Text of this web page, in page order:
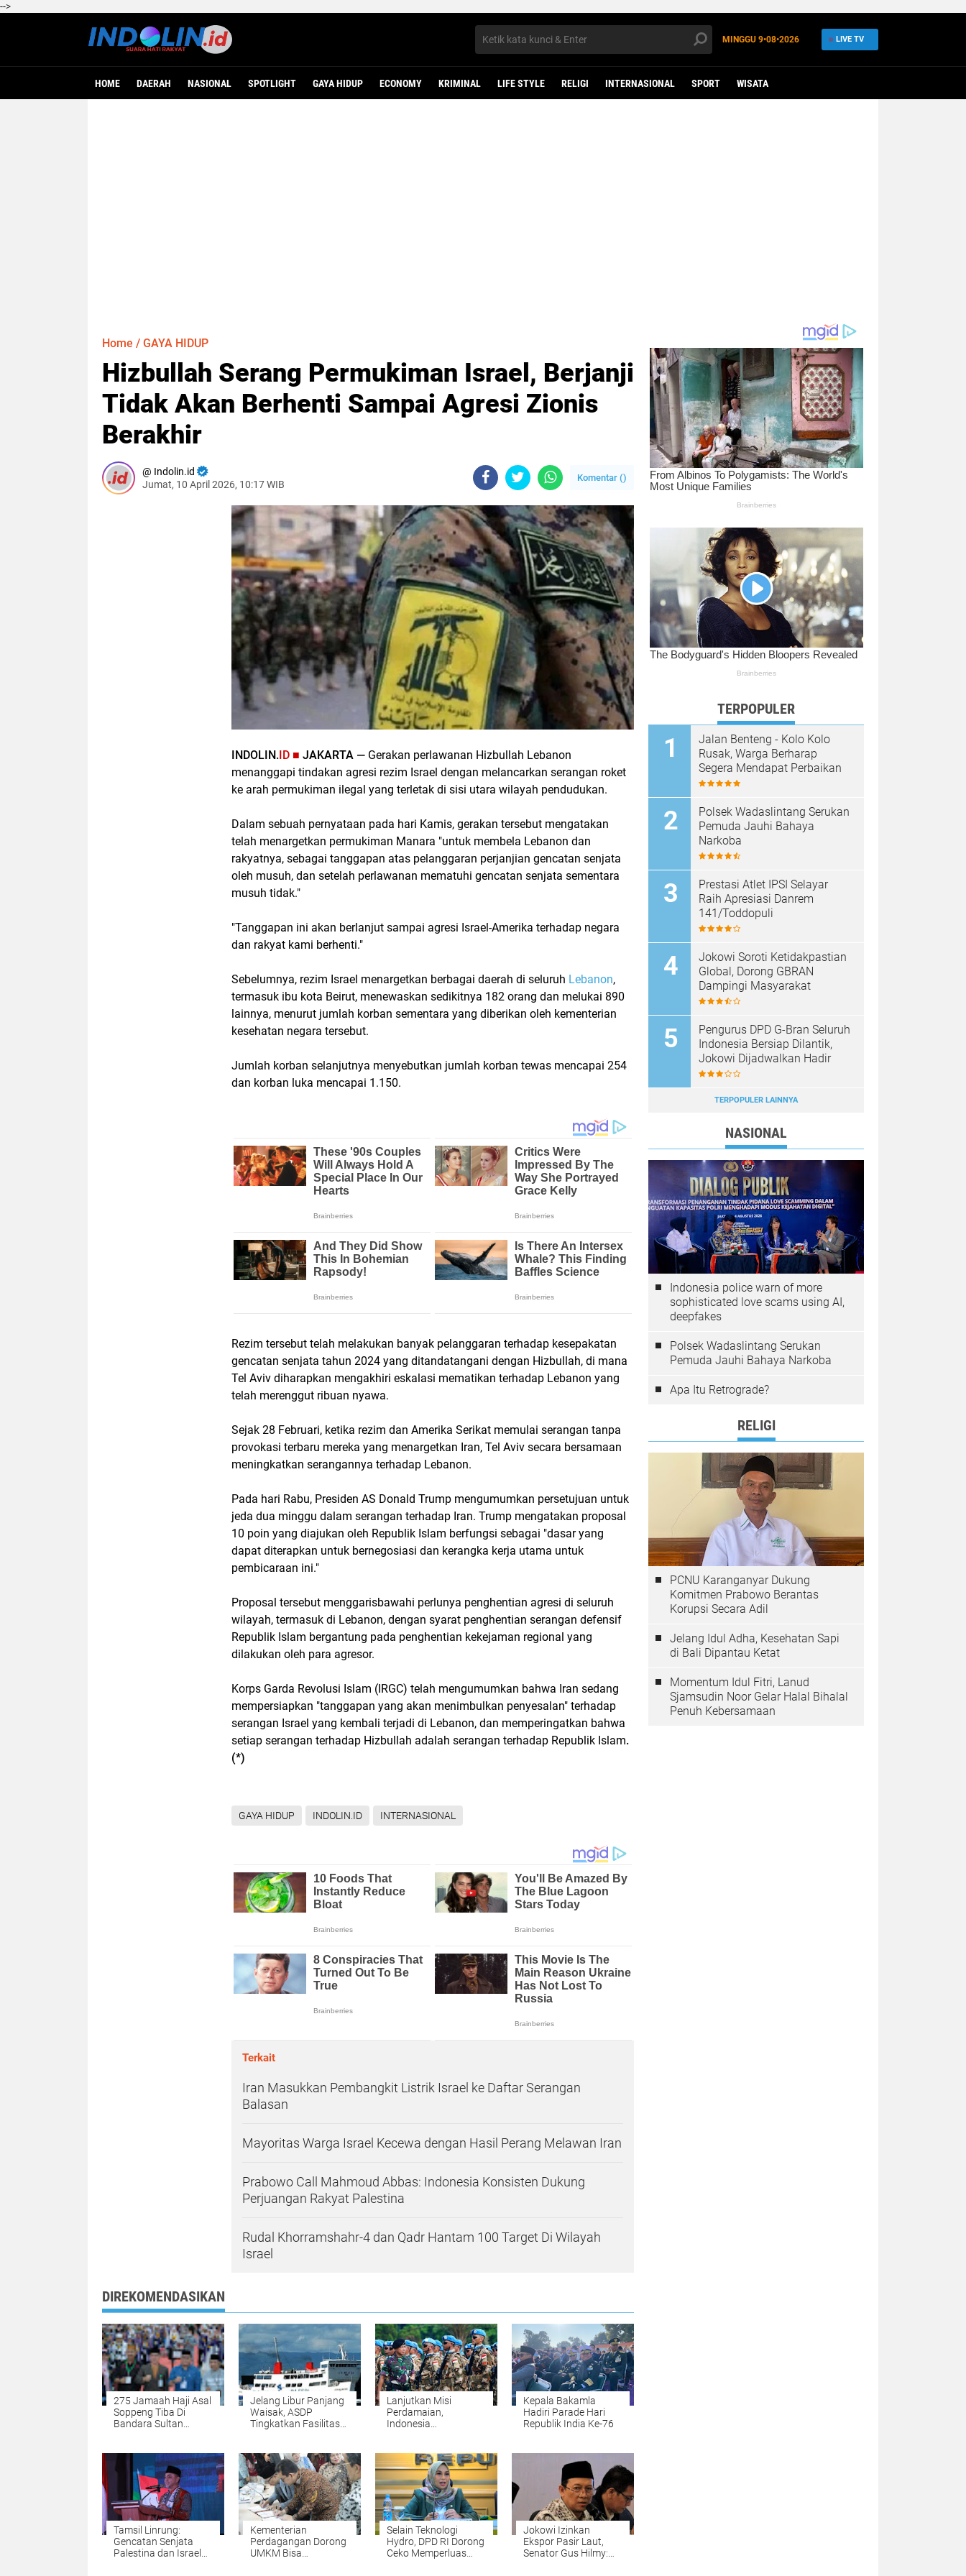
-->
MINGGU 9•08•2026 LIVE TV
HOME DAERAH NASIONAL SPOTLIGHT GAYA HIDUP ECONOMY KRIMINAL LIFE STYLE RELIGI INTERNASIONAL SPORT WISATA
Home / GAYA HIDUP
Hizbullah Serang Permukiman Israel, Berjanji
Tidak Akan Berhenti Sampai Agresi Zionis
Berakhir
Indolin.id
Jumat, 10 April 2026, 10:17 WIB
Komentar ()
INDOLIN.ID ■ JAKARTA — Gerakan perlawanan Hizbullah Lebanon
menanggapi tindakan agresi rezim Israel dengan melancarkan serangan roket
ke arah permukiman ilegal yang terletak di sisi utara wilayah pendudukan.
Dalam sebuah pernyataan pada hari Kamis, gerakan tersebut mengatakan
telah menargetkan permukiman Manara "untuk membela Lebanon dan
rakyatnya, sebagai tanggapan atas pelanggaran perjanjian gencatan senjata
oleh musuh, dan setelah perlawanan mematuhi gencatan senjata sementara
musuh tidak."
"Tanggapan ini akan berlanjut sampai agresi Israel-Amerika terhadap negara
dan rakyat kami berhenti."
Sebelumnya, rezim Israel menargetkan berbagai daerah di seluruh Lebanon,
termasuk ibu kota Beirut, menewaskan sedikitnya 182 orang dan melukai 890
lainnya, menurut jumlah korban sementara yang diberikan oleh kementerian
kesehatan negara tersebut.
Jumlah korban selanjutnya menyebutkan jumlah korban tewas mencapai 254
dan korban luka mencapai 1.150.
Rezim tersebut telah melakukan banyak pelanggaran terhadap kesepakatan
gencatan senjata tahun 2024 yang ditandatangani dengan Hizbullah, di mana
Tel Aviv diharapkan mengakhiri eskalasi mematikan terhadap Lebanon yang
telah merenggut ribuan nyawa.
Sejak 28 Februari, ketika rezim dan Amerika Serikat memulai serangan tanpa
provokasi terbaru mereka yang menargetkan Iran, Tel Aviv secara bersamaan
meningkatkan serangannya terhadap Lebanon.
Pada hari Rabu, Presiden AS Donald Trump mengumumkan persetujuan untuk
jeda dua minggu dalam serangan terhadap Iran. Trump mengatakan proposal
10 poin yang diajukan oleh Republik Islam berfungsi sebagai "dasar yang
dapat diterapkan untuk bernegosiasi dan kerangka kerja utama untuk
pembicaraan ini."
Proposal tersebut menggarisbawahi perlunya penghentian agresi di seluruh
wilayah, termasuk di Lebanon, dengan syarat penghentian serangan defensif
Republik Islam bergantung pada penghentian kekejaman regional yang
dilakukan oleh para agresor.
Korps Garda Revolusi Islam (IRGC) telah mengumumkan bahwa Iran sedang
mempersiapkan "tanggapan yang akan menimbulkan penyesalan" terhadap
serangan Israel yang kembali terjadi di Lebanon, dan memperingatkan bahwa
setiap serangan terhadap Hizbullah adalah serangan terhadap Republik Islam.
(*)
GAYA HIDUP INDOLIN.ID INTERNASIONAL
Terkait
Iran Masukkan Pembangkit Listrik Israel ke Daftar Serangan
Balasan
Mayoritas Warga Israel Kecewa dengan Hasil Perang Melawan Iran
Prabowo Call Mahmoud Abbas: Indonesia Konsisten Dukung
Perjuangan Rakyat Palestina
Rudal Khorramshahr-4 dan Qadr Hantam 100 Target Di Wilayah
Israel
DIREKOMENDASIKAN
275 Jamaah Haji Asal
Soppeng Tiba Di
Bandara Sultan
Jelang Libur Panjang
Waisak, ASDP
Tingkatkan Fasilitas
Lanjutkan Misi
Perdamaian,
Indonesia
Kepala Bakamla
Hadiri Parade Hari
Republik India Ke-76
Tamsil Linrung:
Gencatan Senjata
Palestina dan Israel
Kementerian
Perdagangan Dorong
UMKM Bisa
Selain Teknologi
Hydro, DPD RI Dorong
Ceko Memperluas
Jokowi Izinkan
Ekspor Pasir Laut,
Senator Gus Hilmy:
TERPOPULER
Jalan Benteng - Kolo Kolo
Rusak, Warga Berharap
Segera Mendapat Perbaikan
Polsek Wadaslintang Serukan
Pemuda Jauhi Bahaya
Narkoba
Prestasi Atlet IPSI Selayar
Raih Apresiasi Danrem
141/Toddopuli
Jokowi Soroti Ketidakpastian
Global, Dorong GBRAN
Dampingi Masyarakat
Pengurus DPD G-Bran Seluruh
Indonesia Bersiap Dilantik,
Jokowi Dijadwalkan Hadir
TERPOPULER LAINNYA
NASIONAL
Indonesia police warn of more
sophisticated love scams using AI,
deepfakes
Polsek Wadaslintang Serukan
Pemuda Jauhi Bahaya Narkoba
Apa Itu Retrograde?
RELIGI
PCNU Karanganyar Dukung
Komitmen Prabowo Berantas
Korupsi Secara Adil
Jelang Idul Adha, Kesehatan Sapi
di Bali Dipantau Ketat
Momentum Idul Fitri, Lanud
Sjamsudin Noor Gelar Halal Bihalal
Penuh Kebersamaan